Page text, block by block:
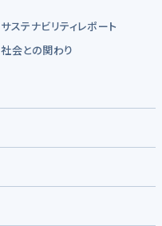
サステナビリティレポート
社会との関わり